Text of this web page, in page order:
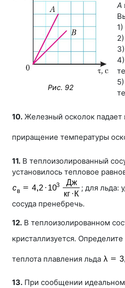
Рис. 92
А
10. Железный осколок падает
приращение температуры
11. В теплоизолированный
установилось тепловое
; для льда:
сосуда пренебречь.
12. В теплоизолированном
кристаллизуется.
теплота плавления льда
13. При сообщении